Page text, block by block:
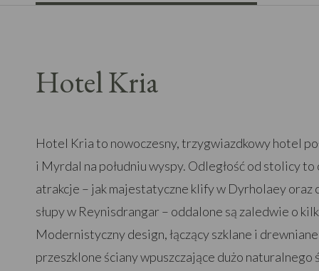
Hotel Kria
Hotel Kria to nowoczesny, trzygwiazdkowy hotel
i Myrdal na południu wyspy. Odległość od stolicy to
atrakcje – jak majestatyczne klify w Dyrholaey oraz
słupy w Reynisdrangar – oddalone są zaledwie o
Modernistyczny design, łączący szklane i
przeszklone ściany wpuszczające dużo naturalnego